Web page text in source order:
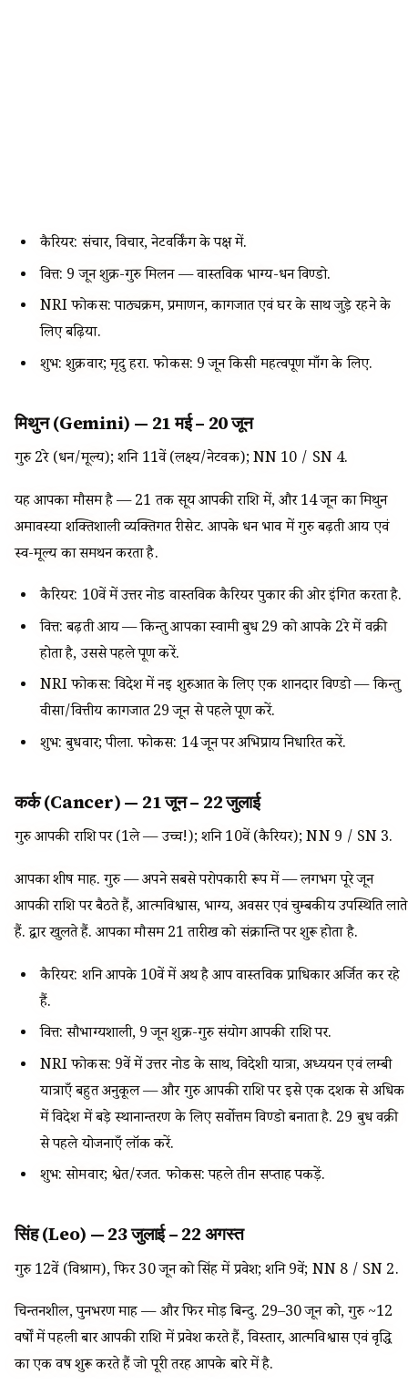
कैरियर: संचार, विचार, नेटवर्किंग के पक्ष में.
वित्त: 9 जून शुक्र-गुरु मिलन — वास्तविक भाग्य-धन विण्डो.
NRI फोकस: पाठ्यक्रम, प्रमाणन, कागजात एवं घर के साथ जुड़े रहने के
लिए बढ़िया.
शुभ: शुक्रवार; मृदु हरा. फोकस: 9 जून किसी महत्वपूर्ण माँग के लिए.
मिथुन (Gemini) — 21 मई – 20 जून
गुरु 2रे (धन/मूल्य); शनि 11वें (लक्ष्य/नेटवर्क); NN 10 / SN 4.
यह आपका मौसम है — 21 तक सूर्य आपकी राशि में, और 14 जून का मिथुन
अमावस्या शक्तिशाली व्यक्तिगत रीसेट. आपके धन भाव में गुरु बढ़ती आय एवं
स्व-मूल्य का समर्थन करता है.
कैरियर: 10वें में उत्तर नोड वास्तविक कैरियर पुकार की ओर इंगित करता है.
वित्त: बढ़ती आय — किन्तु आपका स्वामी बुध 29 को आपके 2रे में वक्री
होता है, उससे पहले पूर्ण करें.
NRI फोकस: विदेश में नई शुरुआत के लिए एक शानदार विण्डो — किन्तु
वीसा/वित्तीय कागजात 29 जून से पहले पूर्ण करें.
शुभ: बुधवार; पीला. फोकस: 14 जून पर अभिप्राय निर्धारित करें.
कर्क (Cancer) — 21 जून – 22 जुलाई
गुरु आपकी राशि पर (1ले — उच्च!); शनि 10वें (कैरियर); NN 9 / SN 3.
आपका शीर्ष माह. गुरु — अपने सबसे परोपकारी रूप में — लगभग पूरे जून
आपकी राशि पर बैठते हैं, आत्मविश्वास, भाग्य, अवसर एवं चुम्बकीय उपस्थिति लाते
हैं. द्वार खुलते हैं. आपका मौसम 21 तारीख को संक्रान्ति पर शुरू होता है.
कैरियर: शनि आपके 10वें में अर्थ है आप वास्तविक प्राधिकार अर्जित कर रहे
हैं.
वित्त: सौभाग्यशाली, 9 जून शुक्र-गुरु संयोग आपकी राशि पर.
NRI फोकस: 9वें में उत्तर नोड के साथ, विदेशी यात्रा, अध्ययन एवं लम्बी
यात्राएँ बहुत अनुकूल — और गुरु आपकी राशि पर इसे एक दशक से अधिक
में विदेश में बड़े स्थानान्तरण के लिए सर्वोत्तम विण्डो बनाता है. 29 बुध वक्री
से पहले योजनाएँ लॉक करें.
शुभ: सोमवार; श्वेत/रजत. फोकस: पहले तीन सप्ताह पकड़ें.
सिंह (Leo) — 23 जुलाई – 22 अगस्त
गुरु 12वें (विश्राम), फिर 30 जून को सिंह में प्रवेश; शनि 9वें; NN 8 / SN 2.
चिन्तनशील, पुनर्भरण माह — और फिर मोड़ बिन्दु. 29–30 जून को, गुरु ~12
वर्षों में पहली बार आपकी राशि में प्रवेश करते हैं, विस्तार, आत्मविश्वास एवं वृद्धि
का एक वर्ष शुरू करते हैं जो पूरी तरह आपके बारे में है.